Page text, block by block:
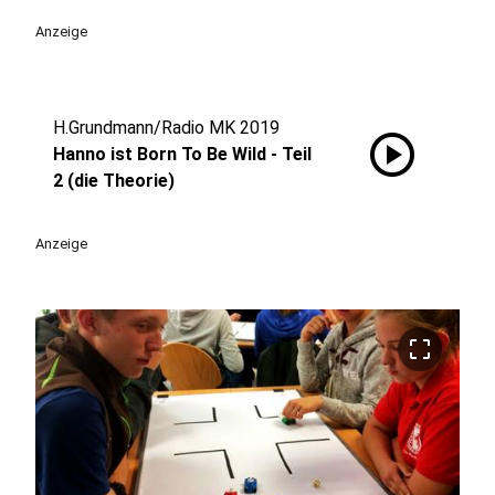
Anzeige
H.Grundmann/Radio MK 2019
Hanno ist Born To Be Wild - Teil
2 (die Theorie)
play_circle
Anzeige
crop_free